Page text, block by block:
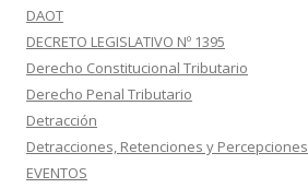
DAOT
DECRETO LEGISLATIVO Nº 1395
Derecho Constitucional Tributario
Derecho Penal Tributario
Detracción
Detracciones, Retenciones y Percepciones
EVENTOS